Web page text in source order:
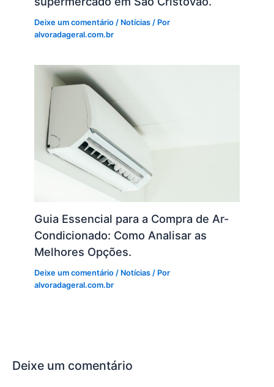
Deixe um comentário / Notícias / Por
alvoradageral.com.br
Guia Essencial para a Compra de Ar-
Condicionado: Como Analisar as
Melhores Opções.
Deixe um comentário / Notícias / Por
alvoradageral.com.br
Deixe um comentário